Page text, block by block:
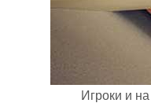
Игроки и